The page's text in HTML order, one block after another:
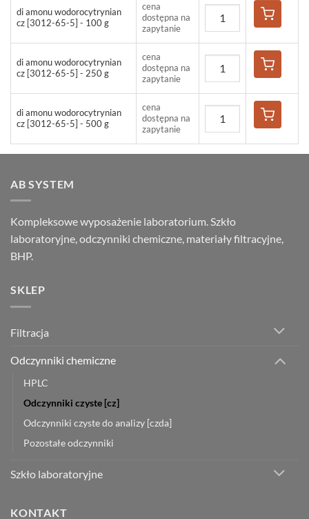
di amonu wodorocytrynian
cz [3012-65-5] - 100 g
cena
dostępna na
zapytanie
di amonu wodorocytrynian
cz [3012-65-5] - 250 g
cena
dostępna na
zapytanie
di amonu wodorocytrynian
cz [3012-65-5] - 500 g
cena
dostępna na
zapytanie
AB SYSTEM
Kompleksowe wyposażenie laboratorium. Szkło
laboratoryjne, odczynniki chemiczne, materiały filtracyjne,
BHP.
SKLEP
Filtracja
Odczynniki chemiczne
HPLC
Odczynniki czyste [cz]
Odczynniki czyste do analizy [czda]
Pozostałe odczynniki
Szkło laboratoryjne
KONTAKT